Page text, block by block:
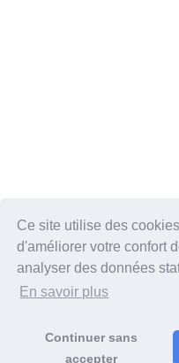
Ce site utilise des
d'améliorer votre confort
analyser des données
En savoir plus
Continuer sans
accepter